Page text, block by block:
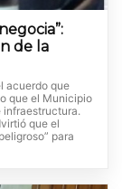
de la
acuerdo que
que el Municipio
infraestructura.
que el
para